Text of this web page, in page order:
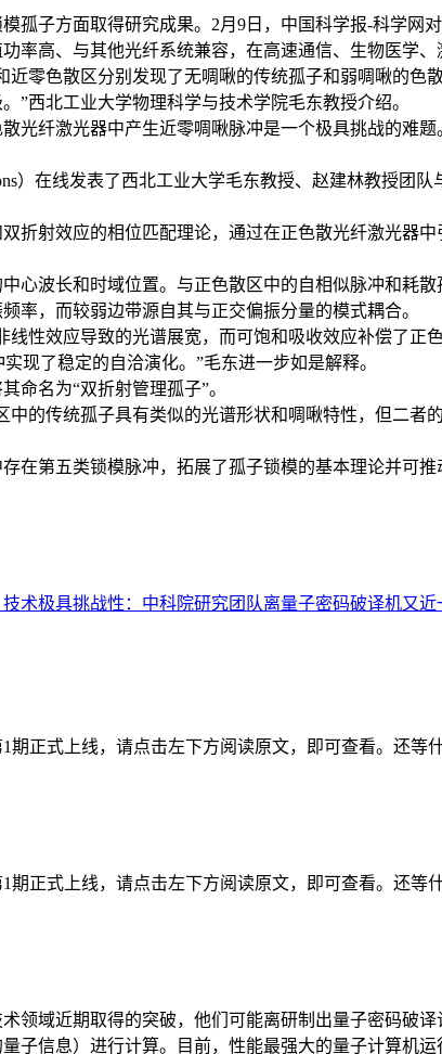
孤子方面取得研究成果。2月9日，中国科学报-科学网
率高、与其他光纤系统兼容，在高速通信、生物医学
零色散区分别发现了无啁啾的传统孤子和弱啁啾的
”西北工业大学物理科学与技术学院毛东教授介绍。
光纤激光器中产生近零啁啾脉冲是一个极具挑战的难
）在线发表了西北工业大学毛东教授、赵建林教授团
折射效应的相位匹配理论，通过在正色散光纤激光器
心波长和时域位置。与正色散区中的自相似脉冲和耗
率，而较弱边带源自其与正交偏振分量的模式耦合。
性效应导致的光谱展宽，而可饱和吸收效应补偿了
现了稳定的自洽演化。”毛东进一步如是解释。
命名为“双折射管理孤子”。
的传统孤子具有类似的光谱形状和啁啾特性，但二
在第五类锁模脉冲，拓展了孤子锁模的基本理论并可推
技术极具挑战性：中科院研究团队离量子密码破译机又近
正式上线，请点击左下方阅读原文，即可查看。还等
正式上线，请点击左下方阅读原文，即可查看。还等
领域近期取得的突破，他们可能离研制出量子密码破
子信息）进行计算。目前，性能最强大的量子计算机